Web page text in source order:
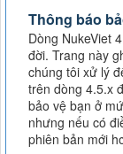
Thông báo
Dòng NukeViet
đời. Trang này
chúng tôi xử lý
trên dòng 4.5.x
bảo vệ bạn ở
nhưng nếu có
phiên bản mới